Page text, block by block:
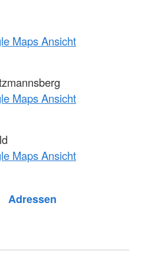
Maps Ansicht
Maps Ansicht
Maps Ansicht
Adressen